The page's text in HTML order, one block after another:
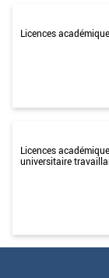
Licences
Licences
universitaire